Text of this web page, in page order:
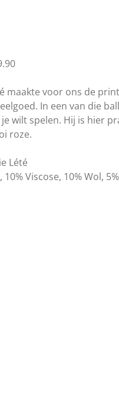
maakte voor ons de
In een van die
wilt spelen. Hij is hier
roze.
Lété
Viscose, 10% Wol,